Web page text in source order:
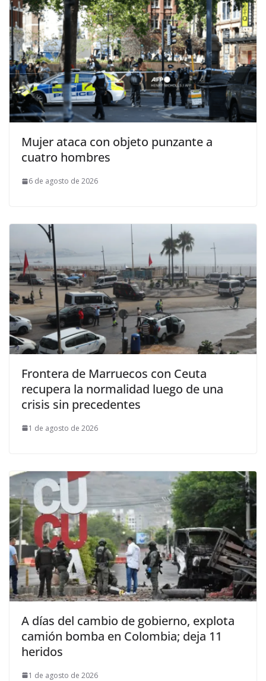
Mujer ataca con objeto punzante a
cuatro hombres
6 de agosto de 2026
Frontera de Marruecos con Ceuta
recupera la normalidad luego de una
crisis sin precedentes
1 de agosto de 2026
A días del cambio de gobierno, explota
camión bomba en Colombia; deja 11
heridos
1 de agosto de 2026